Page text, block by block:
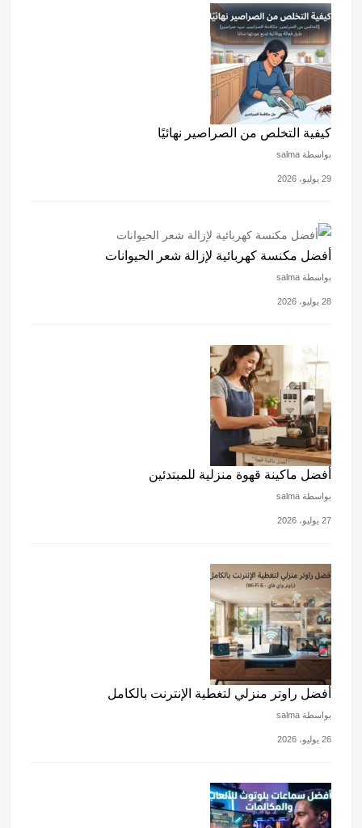
كيفية التخلص من الصراصير نهائيًا
بواسطة salma
29 يوليو، 2026
أفضل مكنسة كهربائية لإزالة شعر الحيوانات
بواسطة salma
28 يوليو، 2026
أفضل ماكينة قهوة منزلية للمبتدئين
بواسطة salma
27 يوليو، 2026
أفضل راوتر منزلي لتغطية الإنترنت بالكامل
بواسطة salma
26 يوليو، 2026